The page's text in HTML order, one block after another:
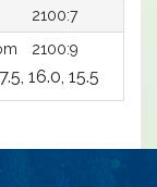
2100:7
2100:9
16.0, 15.5